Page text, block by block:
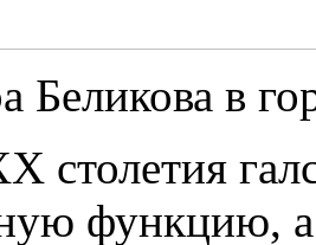
Беликова в
столетия
функцию,